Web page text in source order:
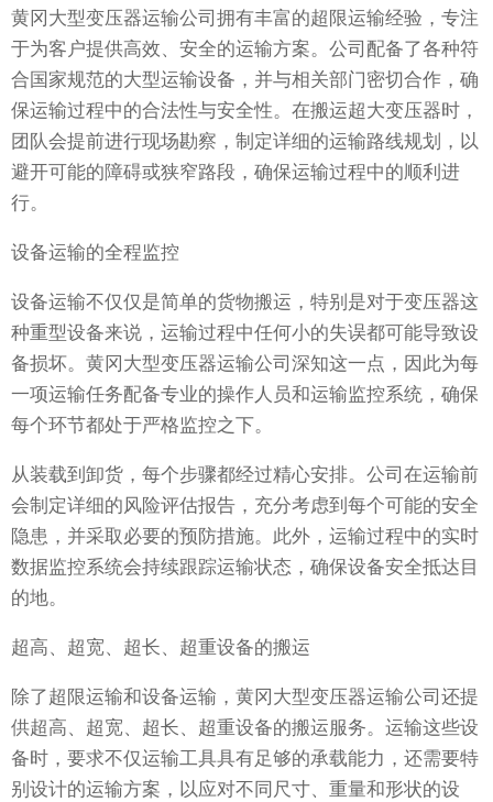
黄冈大型变压器运输公司拥有丰富的超限运输经验，专注
于为客户提供高效、安全的运输方案。公司配备了各种符
合国家规范的大型运输设备，并与相关部门密切合作，确
保运输过程中的合法性与安全性。在搬运超大变压器时，
团队会提前进行现场勘察，制定详细的运输路线规划，以
避开可能的障碍或狭窄路段，确保运输过程中的顺利进
行。
设备运输的全程监控
设备运输不仅仅是简单的货物搬运，特别是对于变压器这
种重型设备来说，运输过程中任何小的失误都可能导致设
备损坏。黄冈大型变压器运输公司深知这一点，因此为每
一项运输任务配备专业的操作人员和运输监控系统，确保
每个环节都处于严格监控之下。
从装载到卸货，每个步骤都经过精心安排。公司在运输前
会制定详细的风险评估报告，充分考虑到每个可能的安全
隐患，并采取必要的预防措施。此外，运输过程中的实时
数据监控系统会持续跟踪运输状态，确保设备安全抵达目
的地。
超高、超宽、超长、超重设备的搬运
除了超限运输和设备运输，黄冈大型变压器运输公司还提
供超高、超宽、超长、超重设备的搬运服务。运输这些设
备时，要求不仅运输工具具有足够的承载能力，还需要特
别设计的运输方案，以应对不同尺寸、重量和形状的设